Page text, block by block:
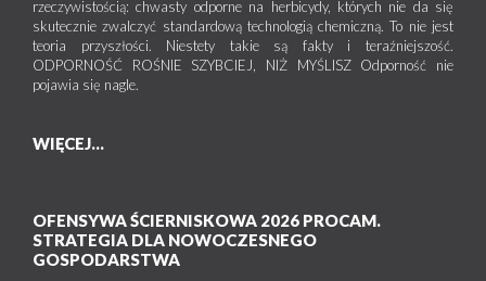
rzeczywistością: chwasty odporne na herbicydy, których nie da się
skutecznie zwalczyć standardową technologią chemiczną. To nie jest
teoria przyszłości. Niestety takie są fakty i teraźniejszość.
ODPORNOŚĆ ROŚNIE SZYBCIEJ, NIŻ MYŚLISZ Odporność nie
pojawia się nagle.
WIĘCEJ...
OFENSYWA ŚCIERNISKOWA 2026 PROCAM.
STRATEGIA DLA NOWOCZESNEGO
GOSPODARSTWA